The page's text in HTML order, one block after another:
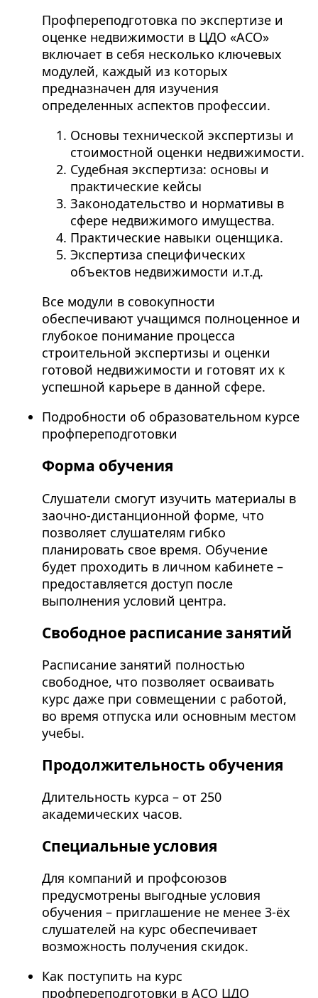
Профпереподготовка по экспертизе и
оценке недвижимости в ЦДО «АСО»
включает в себя несколько ключевых
модулей, каждый из которых
предназначен для изучения
определенных аспектов профессии.
Основы технической экспертизы и
стоимостной оценки недвижимости.
Судебная экспертиза: основы и
практические кейсы
Законодательство и нормативы в
сфере недвижимого имущества.
Практические навыки оценщика.
Экспертиза специфических
объектов недвижимости и.т.д.
Все модули в совокупности
обеспечивают учащимся полноценное и
глубокое понимание процесса
строительной экспертизы и оценки
готовой недвижимости и готовят их к
успешной карьере в данной сфере.
Подробности об образовательном курсе
профпереподготовки
Форма обучения
Слушатели смогут изучить материалы в
заочно-дистанционной форме, что
позволяет слушателям гибко
планировать свое время. Обучение
будет проходить в личном кабинете –
предоставляется доступ после
выполнения условий центра.
Свободное расписание занятий
Расписание занятий полностью
свободное, что позволяет осваивать
курс даже при совмещении с работой,
во время отпуска или основным местом
учебы.
Продолжительность обучения
Длительность курса – от 250
академических часов.
Специальные условия
Для компаний и профсоюзов
предусмотрены выгодные условия
обучения – приглашение не менее 3-ёх
слушателей на курс обеспечивает
возможность получения скидок.
Как поступить на курс
профпереподготовки в АСО ЦДО